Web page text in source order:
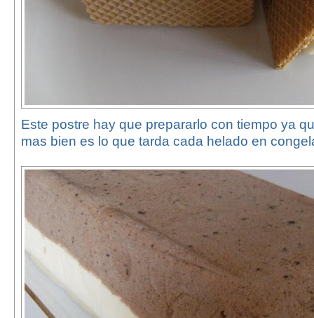
Este postre hay que prepararlo con tiempo ya
mas bien es lo que tarda cada helado en